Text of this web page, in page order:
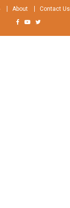
About Contact Us